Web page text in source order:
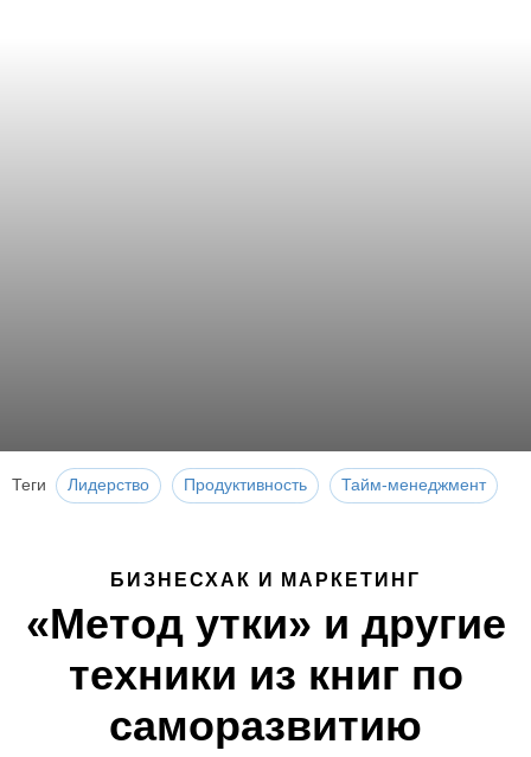
Теги Лидерство Продуктивность Тайм-менеджмент
БИЗНЕСХАК И МАРКЕТИНГ
«Метод утки» и другие
техники из книг по
саморазвитию